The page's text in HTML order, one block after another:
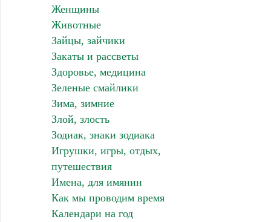
Женщины
Животные
Зайцы, зайчики
Закаты и рассветы
Здоровье, медицина
Зеленые смайлики
Зима, зимние
Злой, злость
Зодиак, знаки зодиака
Игрушки, игры, отдых,
путешествия
Имена, для имянин
Как мы проводим время
Календари на год